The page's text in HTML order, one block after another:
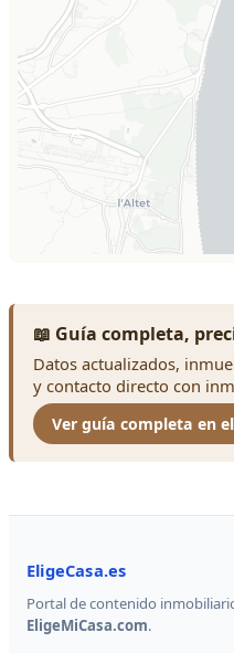
📖 Guía completa,
Datos actualizados,
y contacto directo con
Ver guía completa en
EligeCasa.es
Portal de contenido
EligeMiCasa.com.